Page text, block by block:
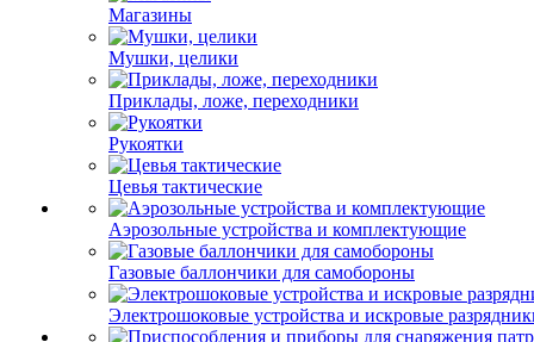
Магазины
Мушки, целики
Приклады, ложе, переходники
Рукоятки
Цевья тактические
Аэрозольные устройства и комплектующие
Газовые баллончики для самобороны
Электрошоковые устройства и искровые